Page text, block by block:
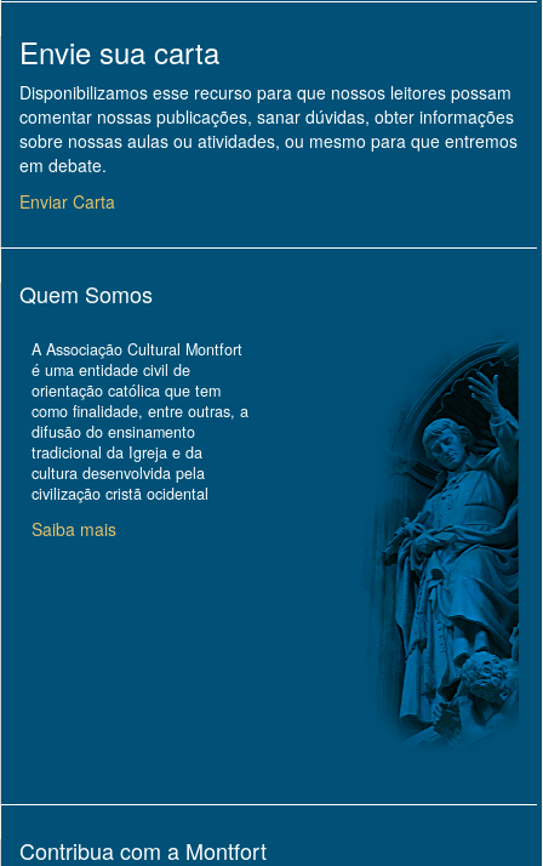
Envie sua carta
Disponibilizamos esse recurso para que nossos leitores possam
comentar nossas publicações, sanar dúvidas, obter informações
sobre nossas aulas ou atividades, ou mesmo para que entremos
em debate.
Enviar Carta
Quem Somos
A Associação Cultural Montfort
é uma entidade civil de
orientação católica que tem
como finalidade, entre outras, a
difusão do ensinamento
tradicional da Igreja e da
cultura desenvolvida pela
civilização cristã ocidental
Saiba mais
Contribua com a Montfort